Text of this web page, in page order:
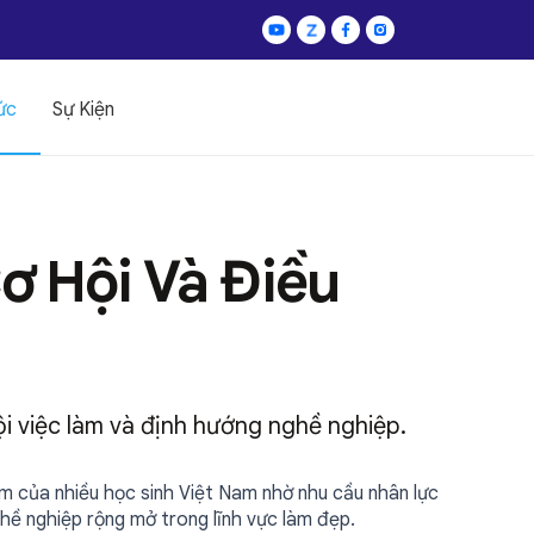
Sự Kiện
Hội Và Điều
việc làm và định hướng nghề nghiệp.
nhiều học sinh Việt Nam nhờ nhu cầu nhân lực
nghiệp rộng mở trong lĩnh vực làm đẹp.